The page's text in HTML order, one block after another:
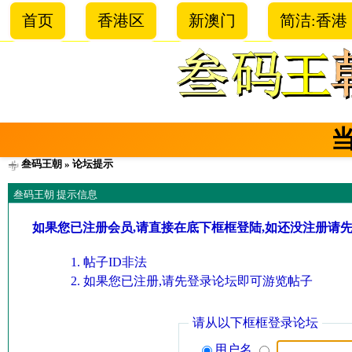
首页 香港区 新澳门 简洁:香港
叁码王朝 » 论坛提示
叁码王朝 提示信息
如果您已注册会员,请直接在底下框框登陆,如还没注册请
帖子ID非法
如果您已注册,请先登录论坛即可游览帖子
请从以下框框登录论坛
用户名